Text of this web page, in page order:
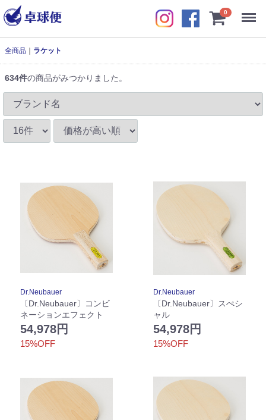
0
全商品 ラケット
634件の商品がみつかりました。
Dr.Neubauer
〔Dr.Neubauer〕コンビ
ネーションエフェクト
54,978円
15%OFF
Dr.Neubauer
〔Dr.Neubauer〕スぺシ
ャル
54,978円
15%OFF